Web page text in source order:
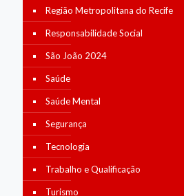
Região Metropolitana do Recife
Responsabilidade Social
São João 2024
Saúde
Saúde Mental
Segurança
Tecnologia
Trabalho e Qualificação
Turismo